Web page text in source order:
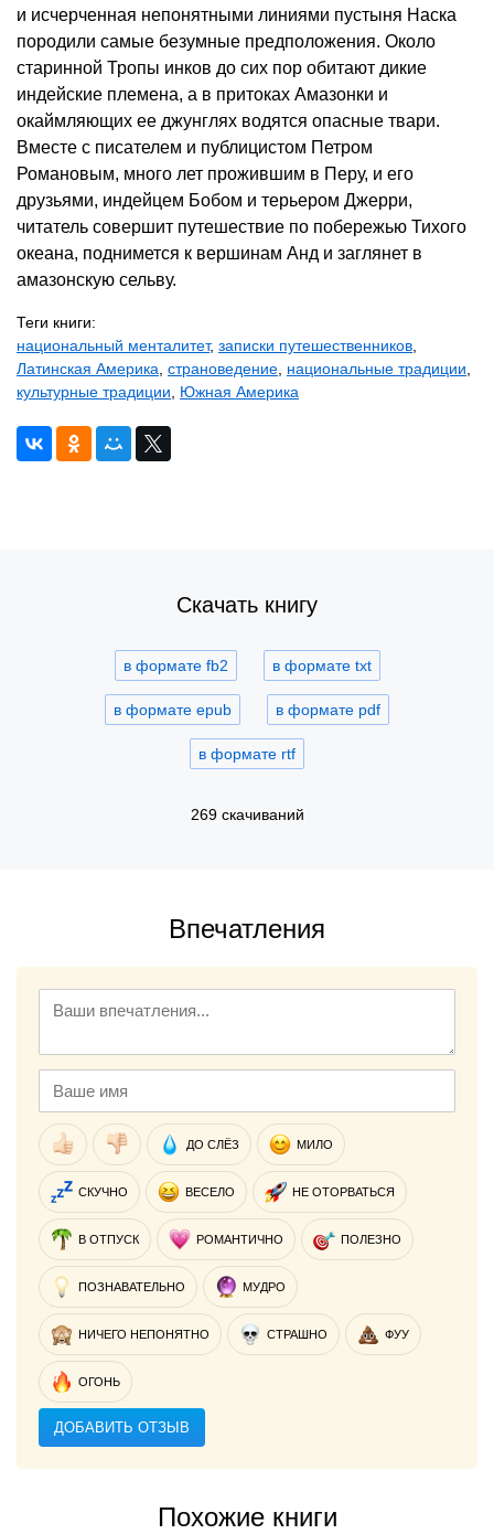
и исчерченная непонятными линиями пустыня Наска
породили самые безумные предположения. Около
старинной Тропы инков до сих пор обитают дикие
индейские племена, а в притоках Амазонки и
окаймляющих ее джунглях водятся опасные твари.
Вместе с писателем и публицистом Петром
Романовым, много лет прожившим в Перу, и его
друзьями, индейцем Бобом и терьером Джерри,
читатель совершит путешествие по побережью Тихого
океана, поднимется к вершинам Анд и заглянет в
амазонскую сельву.
Теги книги:
национальный менталитет, записки путешественников,
Латинская Америка, страноведение, национальные традиции,
культурные традиции, Южная Америка
Скачать книгу
в формате fb2 в формате txt
в формате epub в формате pdf
в формате rtf
269 скачиваний
Впечатления
ДО СЛЁЗ МИЛО
СКУЧНО ВЕСЕЛО НЕ ОТОРВАТЬСЯ
В ОТПУСК РОМАНТИЧНО ПОЛЕЗНО
ПОЗНАВАТЕЛЬНО МУДРО
НИЧЕГО НЕПОНЯТНО СТРАШНО ФУУ
ОГОНЬ
ДОБАВИТЬ ОТЗЫВ
Похожие книги